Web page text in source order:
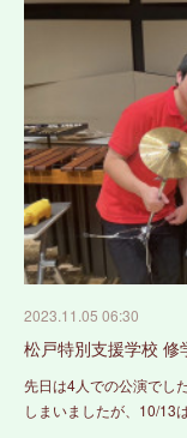
2023.11.05 06:30
松戸特別支援学校
先日は4人での公演でし
しまいましたが、10/13